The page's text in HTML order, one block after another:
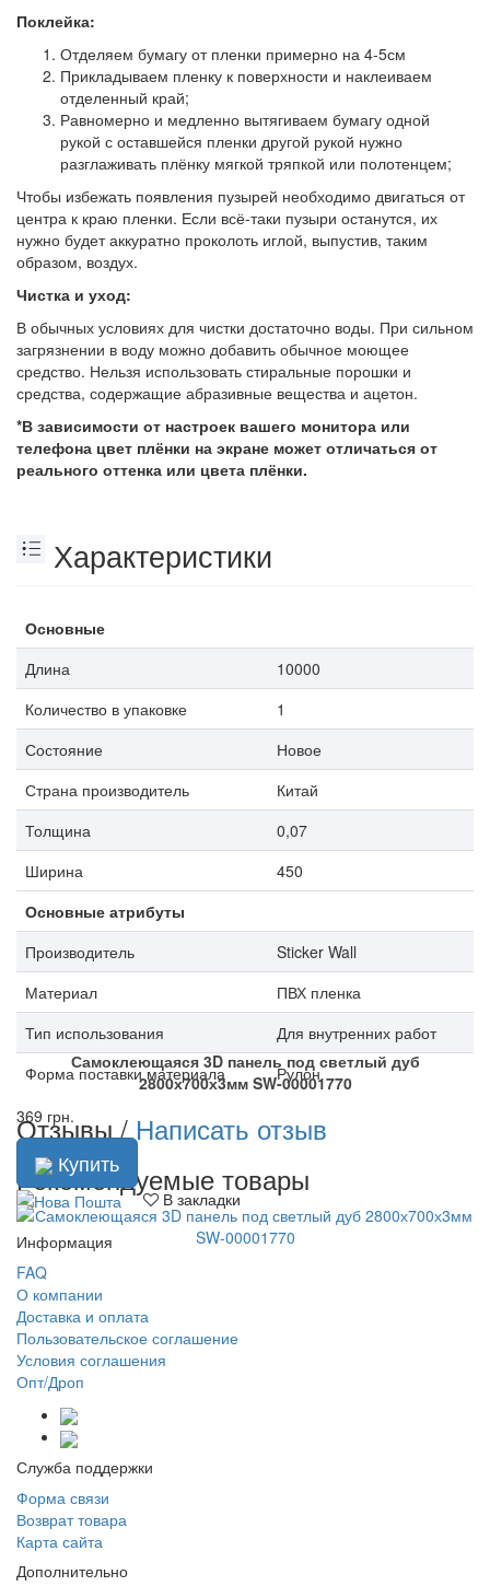
Поклейка:
Отделяем бумагу от пленки примерно на 4-5см
Прикладываем пленку к поверхности и наклеиваем
отделенный край;
Равномерно и медленно вытягиваем бумагу одной
рукой с оставшейся пленки другой рукой нужно
разглаживать плёнку мягкой тряпкой или полотенцем;
Чтобы избежать появления пузырей необходимо двигаться от
центра к краю пленки. Если всё-таки пузыри останутся, их
нужно будет аккуратно проколоть иглой, выпустив, таким
образом, воздух.
Чистка и уход:
В обычных условиях для чистки достаточно воды. При сильном
загрязнении в воду можно добавить обычное моющее
средство. Нельзя использовать стиральные порошки и
средства, содержащие абразивные вещества и ацетон.
*В зависимости от настроек вашего монитора или
телефона цвет плёнки на экране может отличаться от
реального оттенка или цвета плёнки.
Характеристики
Основные
Длина
10000
Количество в упаковке
1
Состояние
Новое
Страна производитель
Китай
Толщина
0,07
Ширина
450
Основные атрибуты
Производитель
Sticker Wall
Материал
ПВХ пленка
Тип использования
Для внутренних работ
Форма поставки материала
Рулон
Отзывы /Написать отзыв
Рекомендуемые товары
Самоклеющаяся 3D панель под светлый дуб
2800х700х3мм SW-00001770
369 грн.
Купить
В закладки
Информация
FAQ
О компании
Доставка и оплата
Пользовательское соглашение
Условия соглашения
Опт/Дроп
Служба поддержки
Форма связи
Возврат товара
Карта сайта
Дополнительно